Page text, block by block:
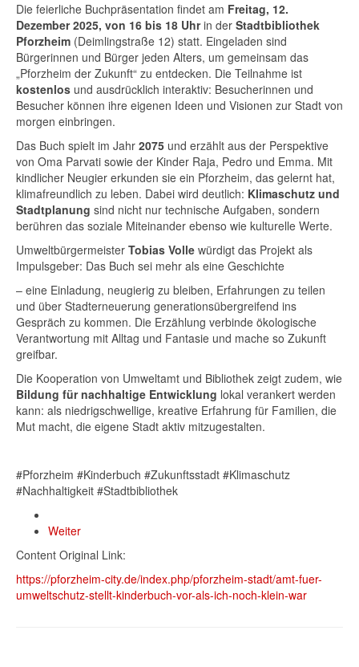
Die feierliche Buchpräsentation findet am Freitag, 12.
Dezember 2025, von 16 bis 18 Uhrin der Stadtbibliothek
Pforzheim (Deimlingstraße 12) statt. Eingeladen sind
Bürgerinnen und Bürger jeden Alters, um gemeinsam das
„Pforzheim der Zukunft“ zu entdecken. Die Teilnahme ist
kostenlos und ausdrücklich interaktiv: Besucherinnen und
Besucher können ihre eigenen Ideen und Visionen zur Stadt von
morgen einbringen.
Das Buch spielt im Jahr 2075 und erzählt aus der Perspektive
von Oma Parvati sowie der Kinder Raja, Pedro und Emma. Mit
kindlicher Neugier erkunden sie ein Pforzheim, das gelernt hat,
klimafreundlich zu leben. Dabei wird deutlich: Klimaschutz und
Stadtplanung sind nicht nur technische Aufgaben, sondern
berühren das soziale Miteinander ebenso wie kulturelle Werte.
Umweltbürgermeister Tobias Volle würdigt das Projekt als
Impulsgeber: Das Buch sei mehr als eine Geschichte
– eine Einladung, neugierig zu bleiben, Erfahrungen zu teilen
und über Stadterneuerung generationsübergreifend ins
Gespräch zu kommen. Die Erzählung verbinde ökologische
Verantwortung mit Alltag und Fantasie und mache so Zukunft
greifbar.
Die Kooperation von Umweltamt und Bibliothek zeigt zudem, wie
Bildung für nachhaltige Entwicklung lokal verankert werden
kann: als niedrigschwellige, kreative Erfahrung für Familien, die
Mut macht, die eigene Stadt aktiv mitzugestalten.
#Pforzheim #Kinderbuch #Zukunftsstadt #Klimaschutz
#Nachhaltigkeit #Stadtbibliothek
Weiter
Content Original Link:
https://pforzheim-city.de/index.php/pforzheim-stadt/amt-fuer-
umweltschutz-stellt-kinderbuch-vor-als-ich-noch-klein-war